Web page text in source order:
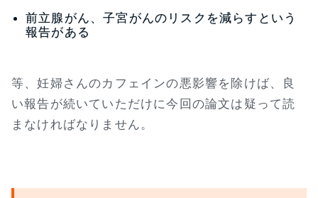
前立腺がん、子宮がんのリスクを減らすという
報告がある
等、妊婦さんのカフェインの悪影響を除けば、良
い報告が続いていただけに今回の論文は疑って読
まなければなりません。